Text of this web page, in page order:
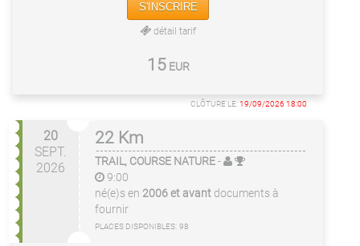
S'INSCRIRE
détail tarif
15 EUR
CLÔTURE LE:19/09/2026 18:00
20
SEPT.
2026
22 Km
TRAIL, COURSE NATURE-
9:00
né(e)s en 2006 et avant documents à
fournir
PLACES DISPONIBLES: 98